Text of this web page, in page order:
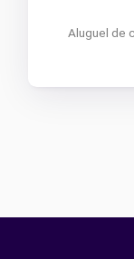
Aluguel de